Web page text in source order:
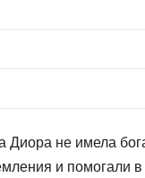
Диора не имела
и помогали